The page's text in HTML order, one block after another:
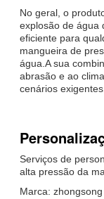
No geral, o
explosão de água
eficiente para
mangueira de
água.A sua
abrasão e ao
cenários
Serviços de
alta pressão da
Marca: zhongsong